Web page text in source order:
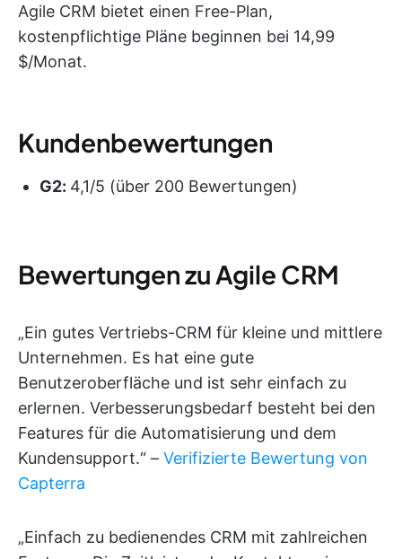
Agile CRM bietet einen Free-Plan,
kostenpflichtige Pläne beginnen bei 14,99
$/Monat.
Kundenbewertungen
G2: 4,1/5 (über 200 Bewertungen)
Bewertungen zu Agile CRM
„Ein gutes Vertriebs-CRM für kleine und mittlere
Unternehmen. Es hat eine gute
Benutzeroberfläche und ist sehr einfach zu
erlernen. Verbesserungsbedarf besteht bei den
Features für die Automatisierung und dem
Kundensupport.“ – Verifizierte Bewertung von
Capterra
„Einfach zu bedienendes CRM mit zahlreichen